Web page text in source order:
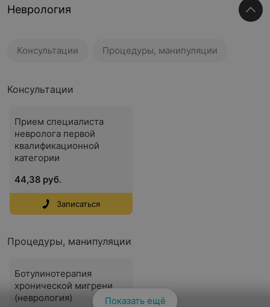
Неврология
Консультации Процедуры, манипуляции
Консультации
Прием специалиста
невролога первой
квалификационной
категории
44,38 руб.
Записаться
Процедуры, манипуляции
Ботулинотерапия
хронической мигрени
(неврология)
Показать ещё